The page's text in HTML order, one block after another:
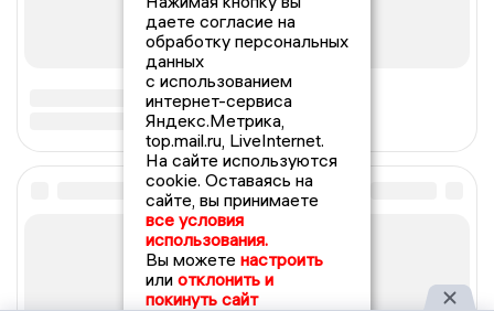
даете согласие на
обработку персональных
данных
с использованием
интернет-сервиса
Яндекс.Метрика,
top.mail.ru, LiveInternet.
На сайте используются
cookie. Оставаясь на
сайте, вы принимаете
все условия
использования.
Вы можете настроить
или отклонить и
покинуть сайт